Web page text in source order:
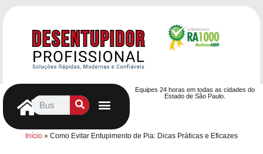
Equipes 24 horas em todas as cidades do
Estado de São Paulo.
Início » Como Evitar Entupimento de Pia: Dicas Práticas e Eficazes